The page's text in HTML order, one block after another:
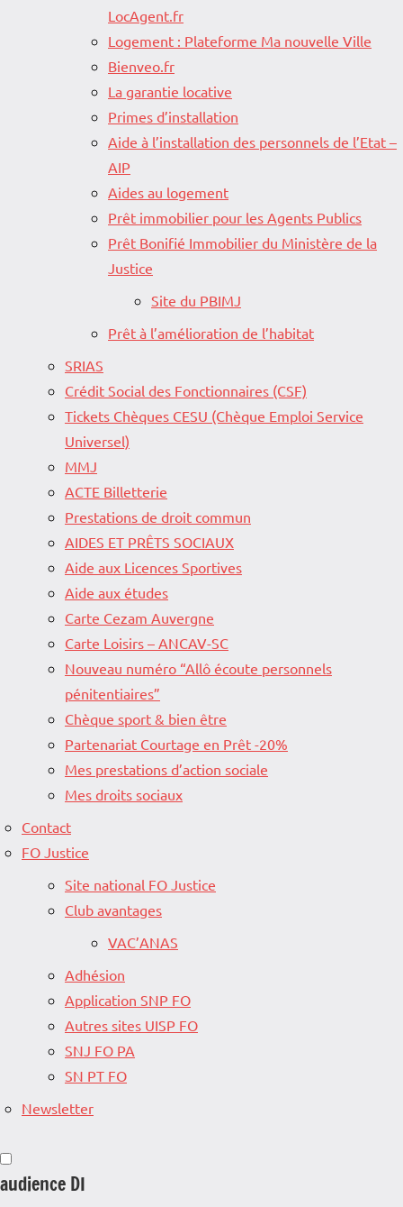
LocAgent.fr
Logement : Plateforme Ma nouvelle Ville
Bienveo.fr
La garantie locative
Primes d’installation
Aide à l’installation des personnels de l’Etat –
AIP
Aides au logement
Prêt immobilier pour les Agents Publics
Prêt Bonifié Immobilier du Ministère de la
Justice
Site du PBIMJ
Prêt à l’amélioration de l’habitat
SRIAS
Crédit Social des Fonctionnaires (CSF)
Tickets Chèques CESU (Chèque Emploi Service
Universel)
MMJ
ACTE Billetterie
Prestations de droit commun
AIDES ET PRÊTS SOCIAUX
Aide aux Licences Sportives
Aide aux études
Carte Cezam Auvergne
Carte Loisirs – ANCAV-SC
Nouveau numéro “Allô écoute personnels
pénitentiaires”
Chèque sport & bien être
Partenariat Courtage en Prêt -20%
Mes prestations d’action sociale
Mes droits sociaux
Contact
FO Justice
Site national FO Justice
Club avantages
VAC’ANAS
Adhésion
Application SNP FO
Autres sites UISP FO
SNJ FO PA
SN PT FO
Newsletter
audience DI